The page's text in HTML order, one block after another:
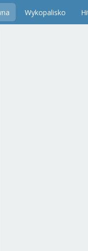
Wykopalisko